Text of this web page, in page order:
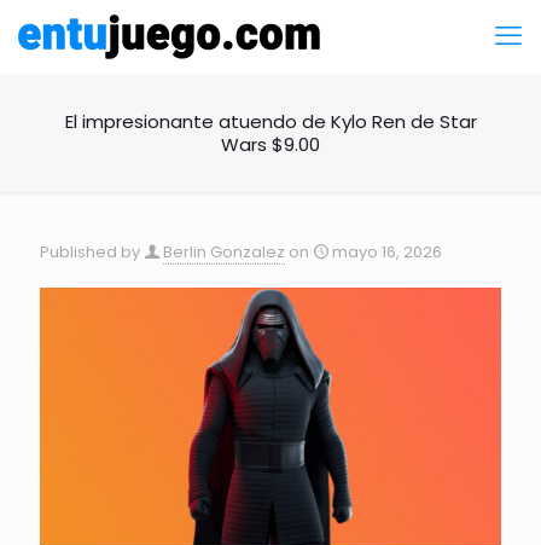
El impresionante atuendo de Kylo Ren de Star
Wars $9.00
Published by Berlin Gonzalez on mayo 16, 2026